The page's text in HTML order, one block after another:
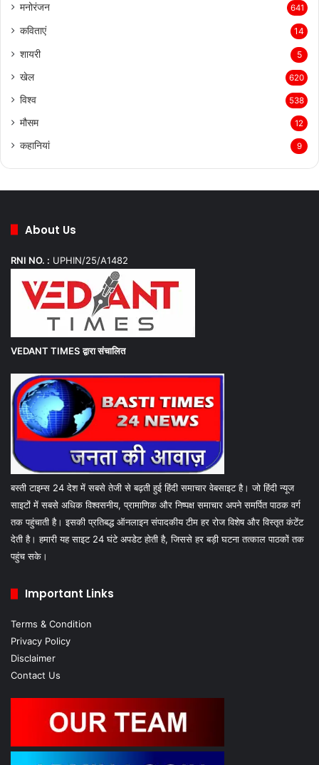
मनोरंजन 641
कविताएं 14
शायरी 5
खेल 620
विश्व 538
मौसम 12
कहानियां 9
About Us
RNI NO. : UPHIN/25/A1482
VEDANT TIMES द्वारा संचालित
बस्ती टाइम्स 24 देश में सबसे तेजी से बढ़ती हुई हिंदी समाचार वेबसाइट है। जो हिंदी न्यूज
साइटों में सबसे अधिक विश्वसनीय, प्रामाणिक और निष्पक्ष समाचार अपने समर्पित पाठक वर्ग
तक पहुंचाती है। इसकी प्रतिबद्ध ऑनलाइन संपादकीय टीम हर रोज विशेष और विस्तृत कंटेंट
देती है। हमारी यह साइट 24 घंटे अपडेट होती है, जिससे हर बड़ी घटना तत्काल पाठकों तक
पहुंच सके।
Important Links
Terms & Condition
Privacy Policy
Disclaimer
Contact Us